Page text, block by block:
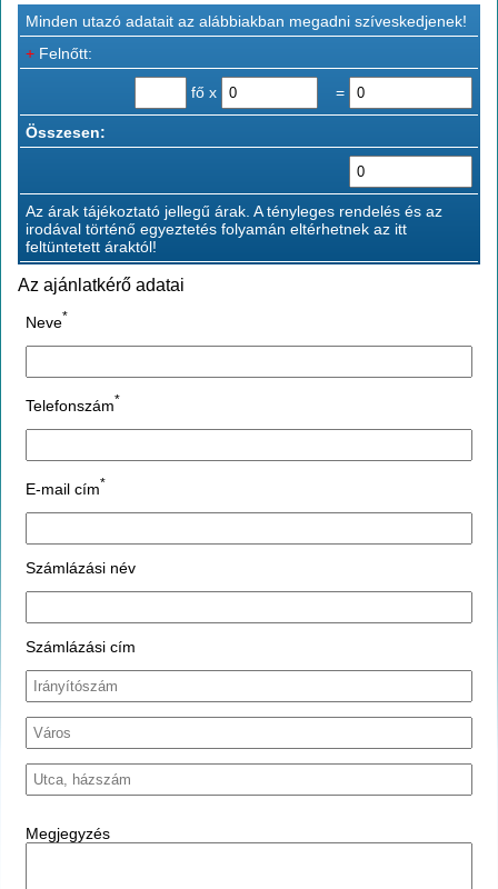
Minden utazó adatait az alábbiakban megadni szíveskedjenek!
+ Felnőtt:
fő x =
Összesen:
Az árak tájékoztató jellegű árak. A tényleges rendelés és az
irodával történő egyeztetés folyamán eltérhetnek az itt
feltüntetett áraktól!
Az ajánlatkérő adatai
Neve*
Telefonszám*
E-mail cím*
Számlázási név
Számlázási cím
Megjegyzés